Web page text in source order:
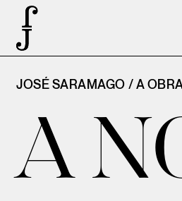
JOSÉ SARAMAGO / A
A